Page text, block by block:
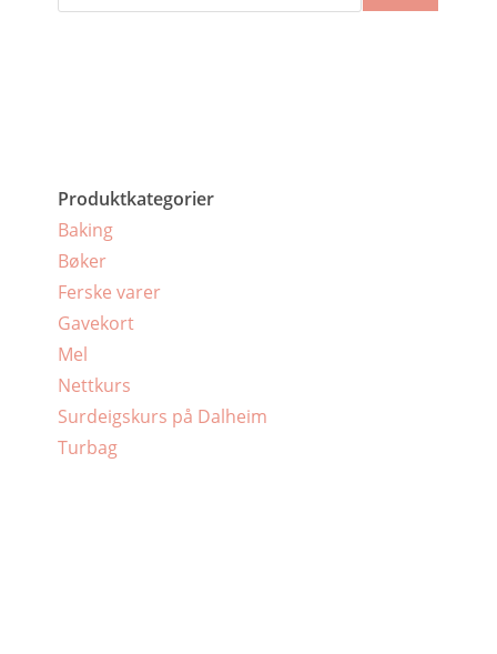
Produktkategorier
Baking
Bøker
Ferske varer
Gavekort
Mel
Nettkurs
Surdeigskurs på Dalheim
Turbag